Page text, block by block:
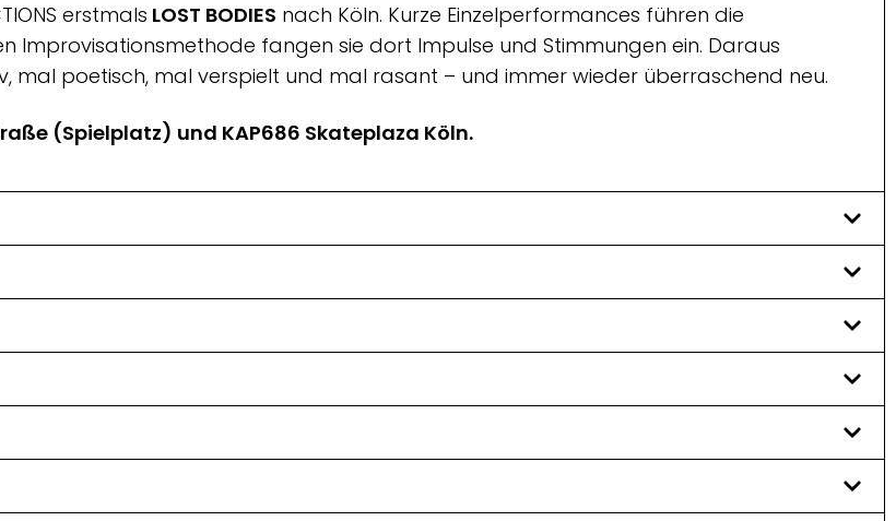
erstmals LOST BODIES nach Köln. Kurze Einzelperformances führen die
Improvisationsmethode fangen sie dort Impulse und Stimmungen ein. Daraus
mal poetisch, mal verspielt und mal rasant – und immer wieder überraschend neu.
(Spielplatz) und KAP686 Skateplaza Köln.